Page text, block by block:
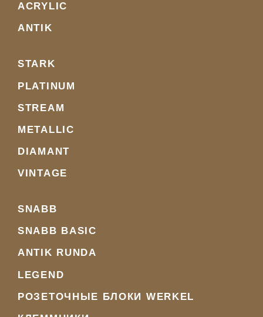
ACRYLIC
ANTIK
STARK
PLATINUM
STREAM
METALLIC
DIAMANT
VINTAGE
SNABB
SNABB BASIC
ANTIK RUNDA
LEGEND
РОЗЕТОЧНЫЕ БЛОКИ WERKEL